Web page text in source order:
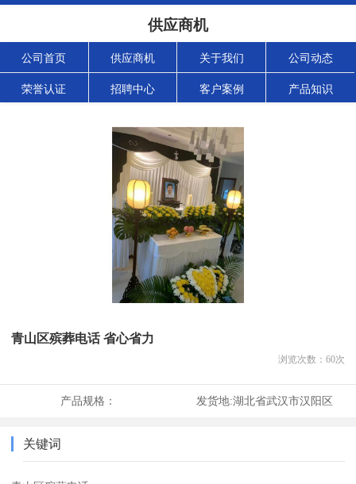
供应商机
公司首页 供应商机 关于我们 公司动态
荣誉认证 招聘中心 客户案例 产品知识
青山区殡葬电话 省心省力
浏览次数： 60次
产品规格： 发货地:湖北省武汉市汉阳区
关键词